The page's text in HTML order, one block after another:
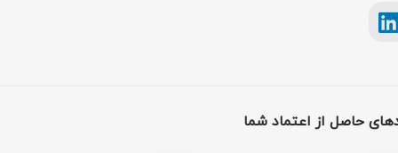
حاصل از اعتماد شما